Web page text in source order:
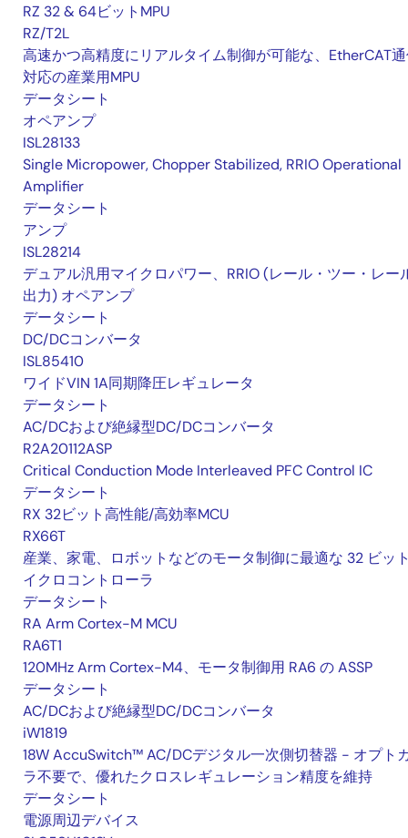
RZ 32 & 64ビットMPU
RZ/T2L
高速かつ高精度にリアルタイム制御が可能な、EtherCAT
対応の産業用MPU
データシート
オペアンプ
ISL28133
Single Micropower, Chopper Stabilized, RRIO Operational
Amplifier
データシート
アンプ
ISL28214
デュアル汎用マイクロパワー、RRIO (レール・ツー・レー
出力) オペアンプ
データシート
DC/DCコンバータ
ISL85410
ワイドVIN 1A同期降圧レギュレータ
データシート
AC/DCおよび絶縁型DC/DCコンバータ
R2A20112ASP
Critical Conduction Mode Interleaved PFC Control IC
データシート
RX 32ビット高性能/高効率MCU
RX66T
産業、家電、ロボットなどのモータ制御に最適な 32 ビッ
イクロコントローラ
データシート
RA Arm Cortex-M MCU
RA6T1
120MHz Arm Cortex-M4、モータ制御用 RA6 の ASSP
データシート
AC/DCおよび絶縁型DC/DCコンバータ
iW1819
18W AccuSwitch™ AC/DCデジタル一次側切替器 - オプト
ラ不要で、優れたクロスレギュレーション精度を維持
データシート
電源周辺デバイス